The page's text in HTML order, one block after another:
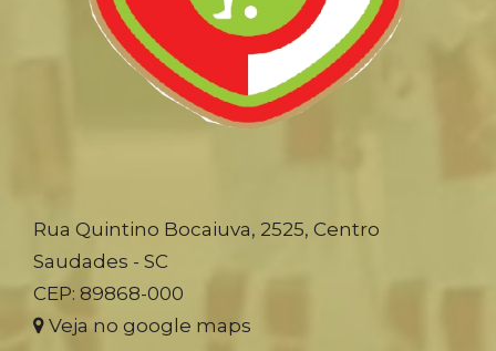
Rua Quintino Bocaiuva, 2525, Centro
Saudades - SC
CEP: 89868-000
Veja no google maps